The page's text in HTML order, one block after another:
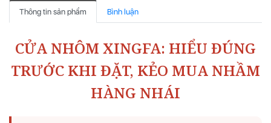
Thông tin sản phẩm Bình luận
CỬA NHÔM XINGFA: HIỂU ĐÚNG
TRƯỚC KHI ĐẶT, KẺO MUA NHẦM
HÀNG NHÁI